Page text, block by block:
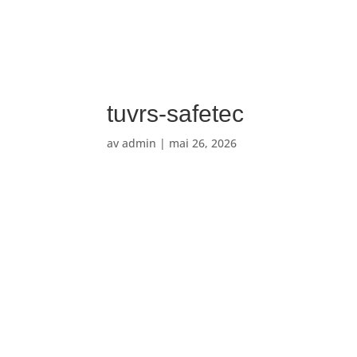
tuvrs-safetec
avadmin | mai 26, 2026